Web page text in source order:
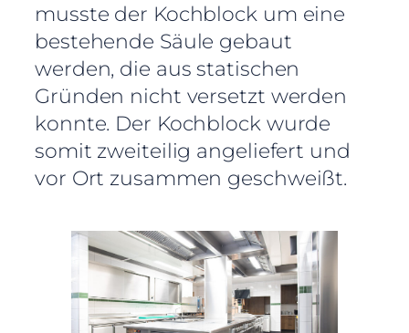
musste der Kochblock um eine
bestehende Säule gebaut
werden, die aus statischen
Gründen nicht versetzt werden
konnte. Der Kochblock wurde
somit zweiteilig angeliefert und
vor Ort zusammen geschweißt.